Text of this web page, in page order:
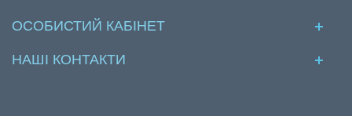
ОСОБИСТИЙ КАБІНЕТ
НАШІ КОНТАКТИ